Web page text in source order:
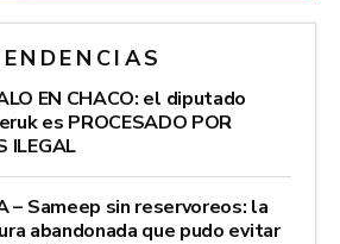
EN CHACO: el diputado
es PROCESADO POR
ILEGAL
– Sameep sin reservoreos: la
abandonada que pudo evitar